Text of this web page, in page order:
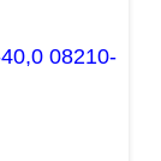
08210-